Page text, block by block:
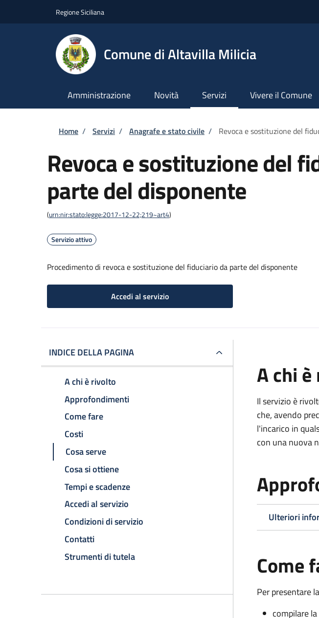
Regione Siciliana
Comune di Altavilla Milicia
Amministrazione Novità Servizi Vivere il Comune
Briciole di pane
Home / Servizi / Anagrafe e stato civile / Revoca e sostituzione del
Revoca e sostituzione del
parte del disponente
(urn:nir:stato:legge:2017-12-22;219~art4)
Servizio attivo
Procedimento di revoca e sostituzione del fiduciario da parte del disponente
Accedi al servizio
INDICE DELLA PAGINA
A chi è rivolto
Approfondimenti
Come fare
Costi
Cosa serve
Cosa si ottiene
Tempi e scadenze
Accedi al servizio
Condizioni di servizio
Contatti
Strumenti di tutela
A chi
Il servizio è
che, avendo
l'incarico in
con una nuova
Ulteriori
Come
Per presentare
compilare